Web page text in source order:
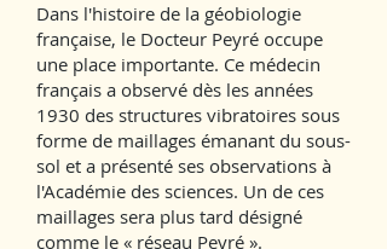
Dans l'histoire de la géobiologie
française, le Docteur Peyré occupe
une place importante. Ce médecin
français a observé dès les années
1930 des structures vibratoires sous
forme de maillages émanant du sous-
sol et a présenté ses observations à
l'Académie des sciences. Un de ces
maillages sera plus tard désigné
comme le « réseau Peyré ».